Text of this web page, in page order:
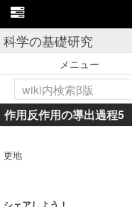
科学の基礎研究
メニュー
作用反作用の導出過程5
更地